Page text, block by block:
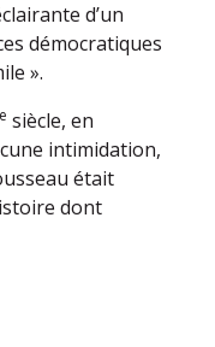
d’un
démocratiques
».
e siècle, en
intimidation,
était
dont